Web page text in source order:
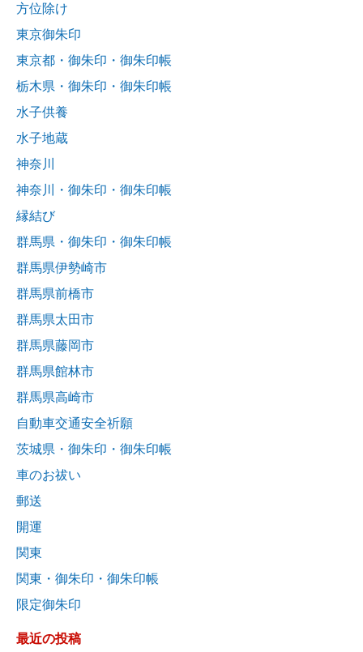
方位除け
東京御朱印
東京都・御朱印・御朱印帳
栃木県・御朱印・御朱印帳
水子供養
水子地蔵
神奈川
神奈川・御朱印・御朱印帳
縁結び
群馬県・御朱印・御朱印帳
群馬県伊勢崎市
群馬県前橋市
群馬県太田市
群馬県藤岡市
群馬県館林市
群馬県高崎市
自動車交通安全祈願
茨城県・御朱印・御朱印帳
車のお祓い
郵送
開運
関東
関東・御朱印・御朱印帳
限定御朱印
最近の投稿